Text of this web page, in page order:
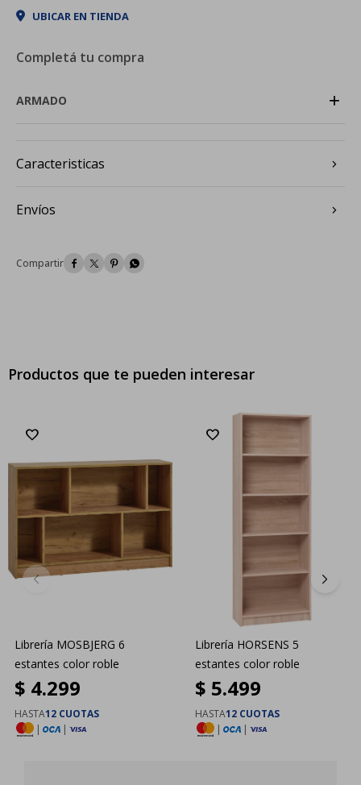
UBICAR EN TIENDA
Completá tu compra
ARMADO +
Caracteristicas
Envíos
   
Productos que te pueden interesar
Librería MOSBJERG 6
estantes color roble
$ 4.299
HASTA12 CUOTAS
|
|
Librería HORSENS 5
estantes color roble
$ 5.499
HASTA12 CUOTAS
|
|